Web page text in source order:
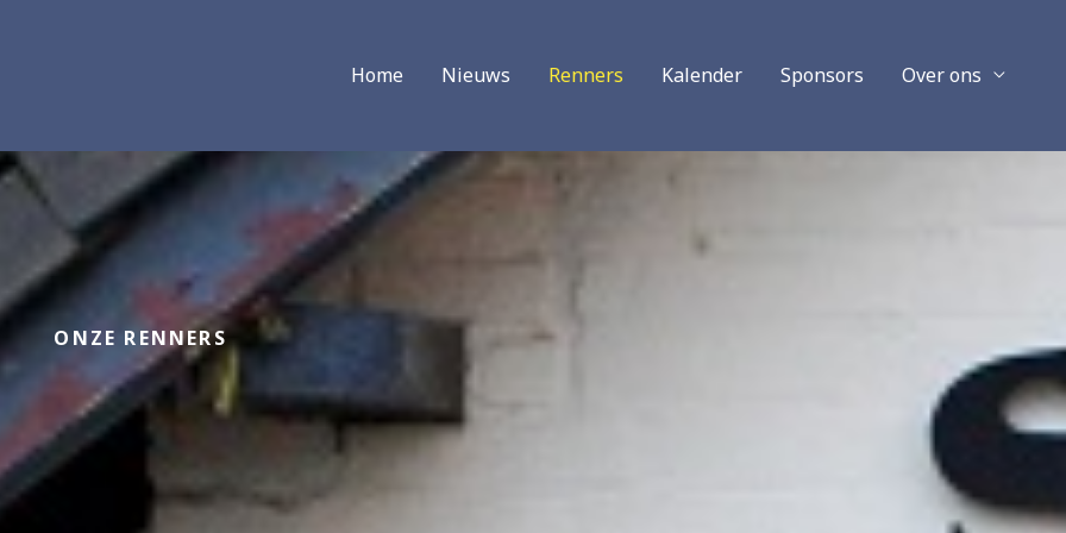
Home Nieuws Renners Kalender Sponsors Over ons
ONZE RENNERS